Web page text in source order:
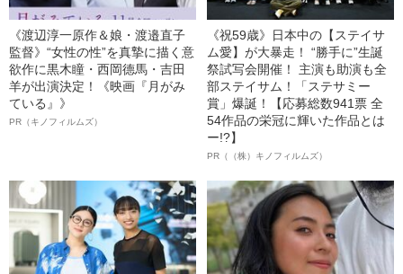
《渡辺淳一原作＆娘・渡邉直子
監督》“女性の性”を真摯に描く意
欲作に黒木瞳・西岡德馬・吉田
羊が出演決定！《映画『月がみ
ている』》
PR（キノフィルムズ）
《祝59歳》日本中の【ステイサ
ム愛】が大暴走！ “勝手に”生誕
祭試写会開催！ 主演も助演も全
部ステイサム！「ステサミー
賞」爆誕！【応募総数941票 全
54作品の栄冠に輝いた作品とは
ー!?】
PR（（株）キノフィルムズ）